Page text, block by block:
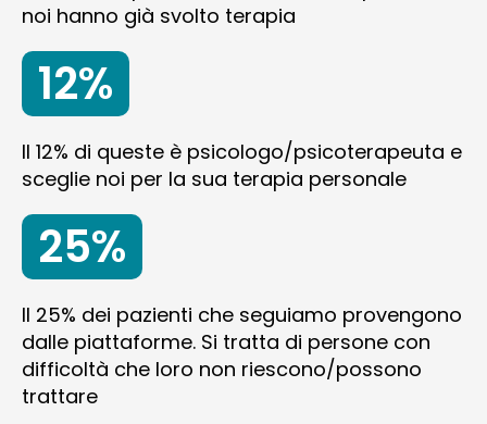
noi hanno già svolto terapia
12%
Il 12% di queste è psicologo/psicoterapeuta e
sceglie noi per la sua terapia personale
25%
Il 25% dei pazienti che seguiamo provengono
dalle piattaforme. Si tratta di persone con
difficoltà che loro non riescono/possono
trattare